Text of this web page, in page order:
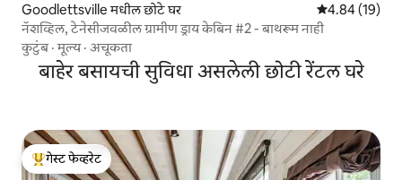
Goodlettsville मधील छोटे घर 5 पैकी 4.84
4.84 (19)
नॅशव्हिल, टेनेसीजवळील ग्रामीण ड्राय केबिन #2 - बाथरूम नाही
कुटुंब·मूल्य· अचूकता
बाहेर बसायची सुविधा असलेली छोटी रेंटल घरे
टॉप गेस्ट फेव्हरेट
गेस्ट फेव्हरेट